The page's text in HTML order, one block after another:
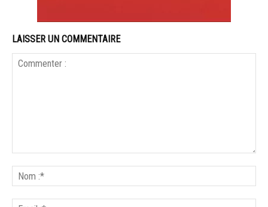
LAISSER UN COMMENTAIRE